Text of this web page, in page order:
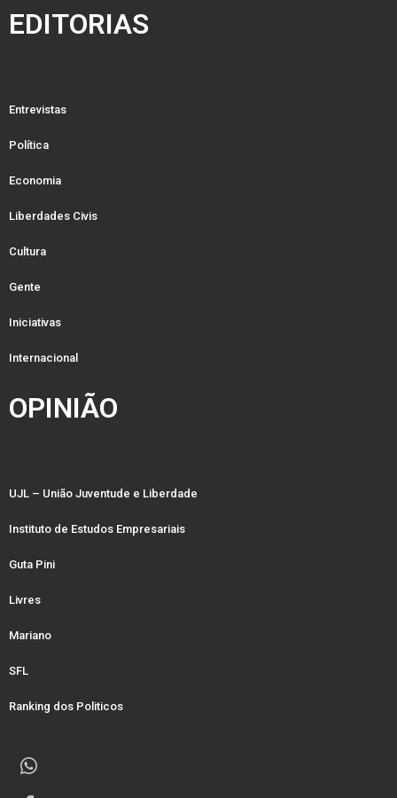
EDITORIAS
Entrevistas
Política
Economia
Liberdades Civis
Cultura
Gente
Iniciativas
Internacional
OPINIÃO
UJL – União Juventude e Liberdade
Instituto de Estudos Empresariais
Guta Pini
Livres
Mariano
SFL
Ranking dos Politicos